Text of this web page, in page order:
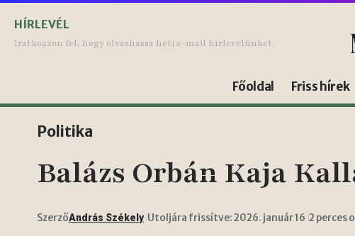
HÍRLEVÉL
Iratkozzon fel, hogy olvashassa heti e-mail hírlevelünket.
Főoldal Friss hírek
Politika
Balázs Orbán Kaja
SzerzőAndrás Székely Utoljára frissítve: 2026. január 16 2 perces